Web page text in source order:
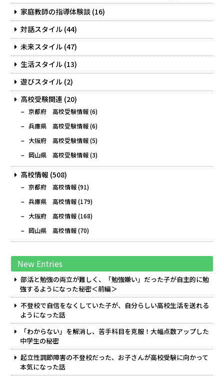
家庭教師の指導体験談 (16)
対話スタイル (44)
未来スタイル (47)
生活スタイル (13)
遊びスタイル (2)
高校受験関連 (20)
京都府 高校受験情報(6)
兵庫県 高校受験情報(6)
大阪府 高校受験情報(5)
岡山県 高校受験情報(3)
高校情報 (508)
京都府 高校情報(91)
兵庫県 高校情報(179)
大阪府 高校情報(168)
岡山県 高校情報(70)
New Entries
部活と勉強の両立が難しく、「勉強嫌い」だった子が自主的に勉
強するようになった秘密＜前編＞
不登校で自信をなくしていた子が、自分らしい高校生活を送れる
ようになった話
「わからない」を解消し、苦手科目を克服！大幅点数アップした
中学生の秘密
起立性調節障害の不登校だった、お子さんが高校受験に向かって
本気になった話